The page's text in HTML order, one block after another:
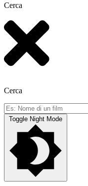
Cerca
Cerca
Toggle Night Mode